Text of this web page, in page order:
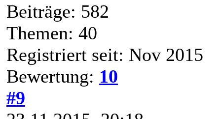
Beiträge: 582
Themen: 40
Registriert seit: Nov 2015
Bewertung: 10
#9